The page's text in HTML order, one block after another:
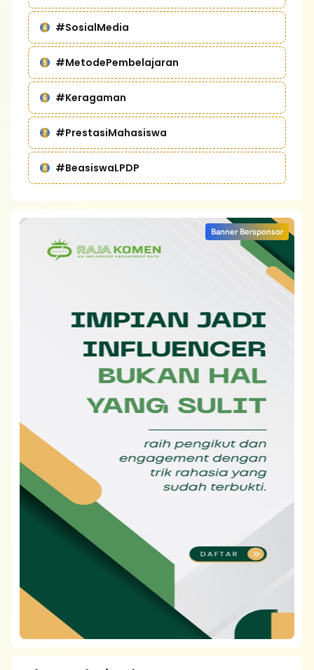
#SosialMedia
#MetodePembelajaran
#Keragaman
#PrestasiMahasiswa
#BeasiswaLPDP
Banner Bersponsor